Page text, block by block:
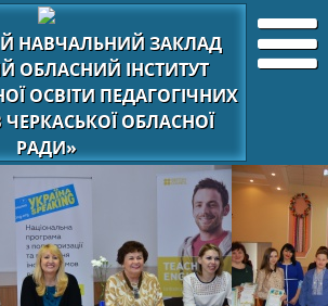
НАВЧАЛЬНИЙ ЗАКЛАД
ОБЛАСНИЙ ІНСТИТУТ
ОСВІТИ ПЕДАГОГІЧНИХ
ЧЕРКАСЬКОЇ ОБЛАСНОЇ
РАДИ»